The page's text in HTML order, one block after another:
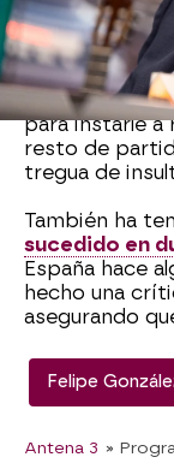
Sobre Pedro
González lo
piensa todo lo
que piensa.
para instarle a
resto de
tregua de
También ha
sucedido en
España hace
hecho una
asegurando
Felipe
Antena 3 »